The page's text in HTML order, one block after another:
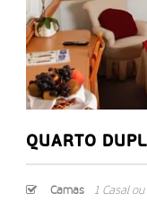
QUARTO
Camas 1 Casal